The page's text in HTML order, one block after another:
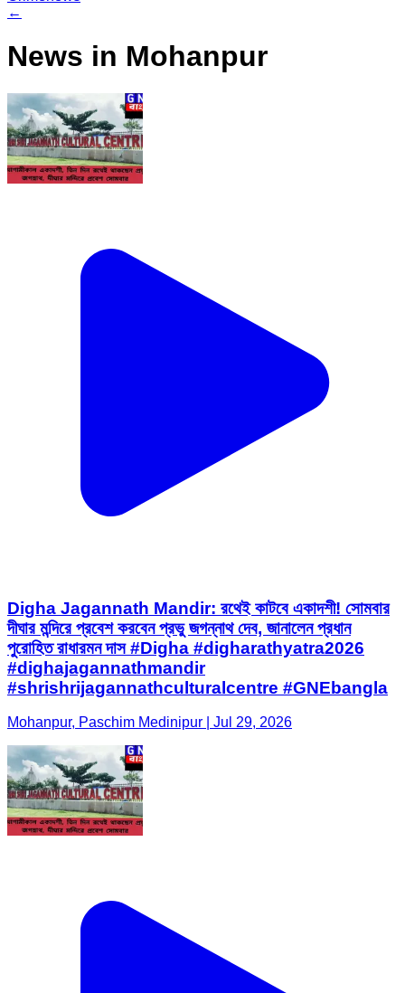
←
News in Mohanpur
Digha Jagannath Mandir: রথেই কাটবে একাদশী! সোমবার
দীঘার মন্দিরে প্রবেশ করবেন প্রভু জগন্নাথ দেব, জানালেন প্রধান
পুরোহিত রাধারমন দাস #Digha #digharathyatra2026
#dighajagannathmandir
#shrishrijagannathculturalcentre #GNEbangla
Mohanpur, Paschim Medinipur | Jul 29, 2026